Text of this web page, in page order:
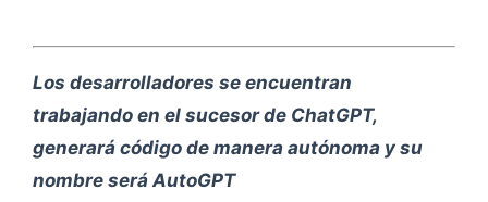
Los desarrolladores se encuentran
trabajando en el sucesor de ChatGPT,
generará código de manera autónoma y su
nombre será AutoGPT